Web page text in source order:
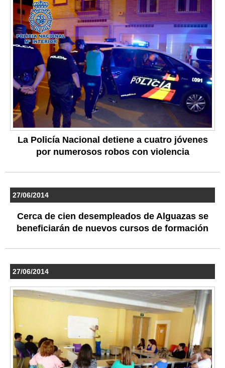
La Policía Nacional detiene a cuatro jóvenes
por numerosos robos con violencia
27/06/2014
Cerca de cien desempleados de Alguazas se
beneficiarán de nuevos cursos de formación
27/06/2014